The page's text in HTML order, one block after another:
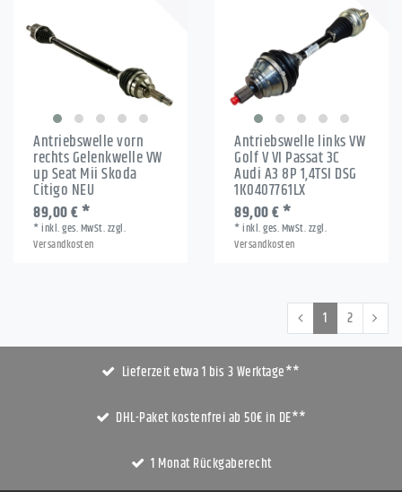
Antriebswelle vorn
rechts Gelenkwelle VW
up Seat Mii Skoda
Citigo NEU
89,00 € *
*inkl. ges. MwSt.zzgl.
Versandkosten
Antriebswelle links VW
Golf V VI Passat 3C
Audi A3 8P 1,4TSI DSG
1K0407761LX
89,00 € *
*inkl. ges. MwSt.zzgl.
Versandkosten
1 2
Lieferzeit etwa 1 bis 3 Werktage**
DHL-Paket kostenfrei ab 50€ in DE**
1 Monat Rückgaberecht